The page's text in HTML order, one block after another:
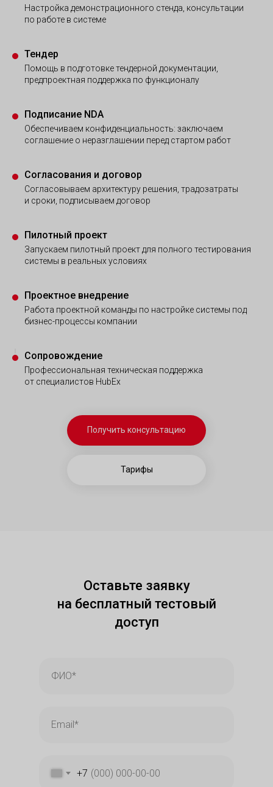
Настройка демонстрационного стенда, консультации
по работе в системе
Тендер
Помощь в подготовке тендерной документации,
предпроектная поддержка по функционалу
Подписание NDA
Обеспечиваем конфиденциальность: заключаем
соглашение о неразглашении перед стартом работ
Согласования и договор
Согласовываем архитектуру решения, традозатраты
и сроки, подписываем договор
Пилотный проект
Запускаем пилотный проект для полного тестирования
системы в реальных условиях
Проектное внедрение
Работа проектной команды по настройке системы под
бизнес-процессы компании
Сопровождение
Профессиональная техническая поддержка
от специалистов HubEx
Получить консультацию
Тарифы
+7
Оставьте заявку
на бесплатный тестовый
доступ